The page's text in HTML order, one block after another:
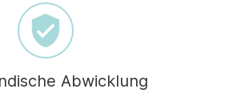
Abwicklung